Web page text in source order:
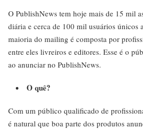
O PublishNews tem hoje mais de 15 mil
diária e cerca de 100 mil usuários únicos
maioria do mailing é composta por
entre eles livreiros e editores. Esse é o
ao anunciar no PublishNews.
O quê?
Com um público qualificado de
é natural que boa parte dos produtos